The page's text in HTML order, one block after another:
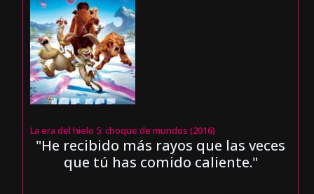
La era del hielo 5: choque de mundos (2016)
"He recibido más rayos que las veces
que tú has comido caliente."